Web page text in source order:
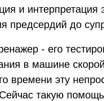
и
предсердий до
- его
в машине
времени эту
такую